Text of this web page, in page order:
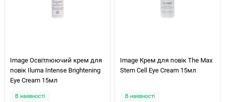
Image Освітлюючий крем для
повік Iluma Intense Brightening
Eye Cream 15мл
В наявності
Image Крем для повік The Max
Stem Cell Eye Cream 15мл
В наявності